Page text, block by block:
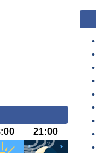
21:00
•
•
•
•
•
•
•
•
•